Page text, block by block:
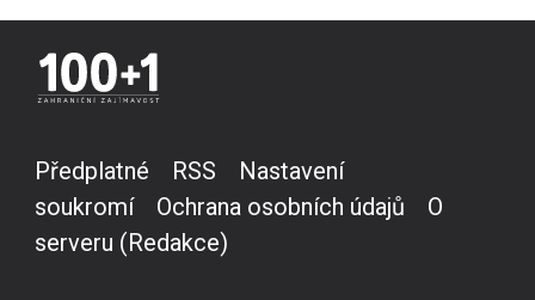
Předplatné RSS
Nastavení
soukromí
Ochrana osobních údajů
O
serveru (Redakce)